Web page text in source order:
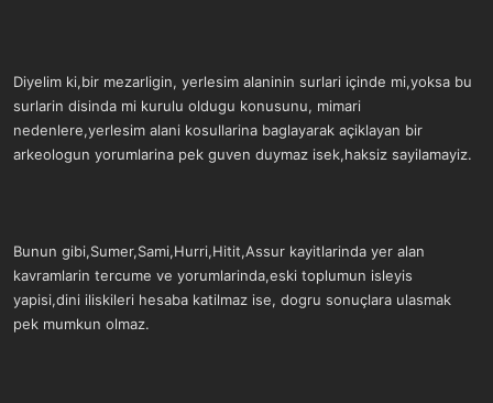
Diyelim ki,bir mezarligin, yerlesim alaninin surlari içinde mi,yoksa bu
surlarin disinda mi kurulu oldugu konusunu, mimari
nedenlere,yerlesim alani kosullarina baglayarak açiklayan bir
arkeologun yorumlarina pek guven duymaz isek,haksiz sayilamayiz.
Bunun gibi,Sumer,Sami,Hurri,Hitit,Assur kayitlarinda yer alan
kavramlarin tercume ve yorumlarinda,eski toplumun isleyis
yapisi,dini iliskileri hesaba katilmaz ise, dogru sonuçlara ulasmak
pek mumkun olmaz.